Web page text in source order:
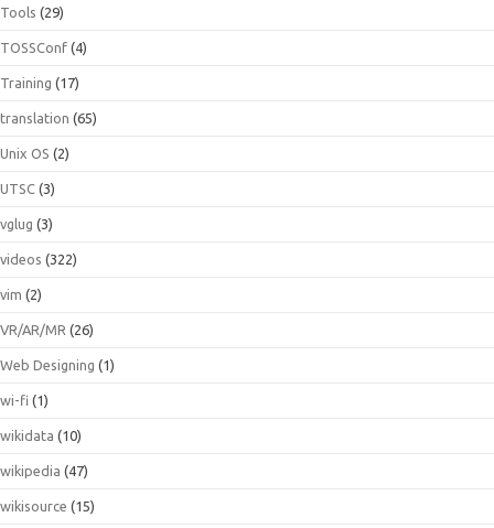
Tools (29)
TOSSConf (4)
Training (17)
translation (65)
Unix OS (2)
UTSC (3)
vglug (3)
videos (322)
vim (2)
VR/AR/MR (26)
Web Designing (1)
wi-fi (1)
wikidata (10)
wikipedia (47)
wikisource (15)